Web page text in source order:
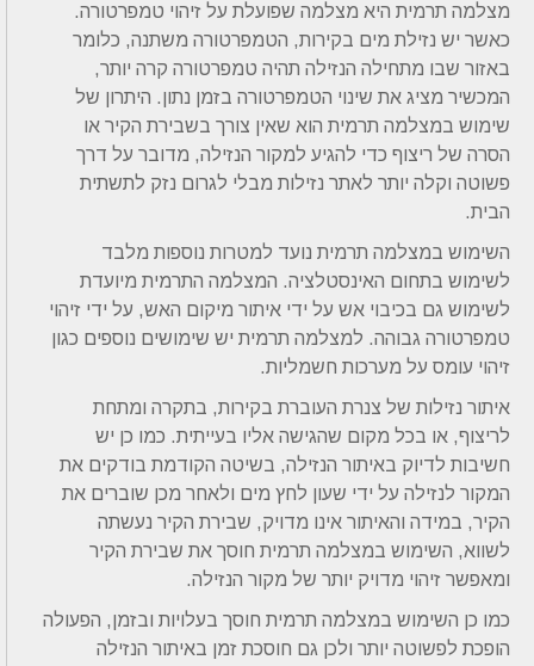
מצלמה תרמית היא מצלמה שפועלת על זיהוי טמפרטורה.
כאשר יש נזילת מים בקירות, הטמפרטורה משתנה, כלומר
באזור שבו מתחילה הנזילה תהיה טמפרטורה קרה יותר,
המכשיר מציג את שינוי הטמפרטורה בזמן נתון. היתרון של
שימוש במצלמה תרמית הוא שאין צורך בשבירת הקיר או
הסרה של ריצוף כדי להגיע למקור הנזילה, מדובר על דרך
פשוטה וקלה יותר לאתר נזילות מבלי לגרום נזק לתשתית
הבית.
השימוש במצלמה תרמית נועד למטרות נוספות מלבד
לשימוש בתחום האינסטלציה. המצלמה התרמית מיועדת
לשימוש גם בכיבוי אש על ידי איתור מיקום האש, על ידי זיהוי
טמפרטורה גבוהה. למצלמה תרמית יש שימושים נוספים כגון
זיהוי עומס על מערכות חשמליות.
איתור נזילות של צנרת העוברת בקירות, בתקרה ומתחת
לריצוף, או בכל מקום שהגישה אליו בעייתית. כמו כן יש
חשיבות לדיוק באיתור הנזילה, בשיטה הקודמת בודקים את
המקור לנזילה על ידי שעון לחץ מים ולאחר מכן שוברים את
הקיר, במידה והאיתור אינו מדויק, שבירת הקיר נעשתה
לשווא, השימוש במצלמה תרמית חוסך את שבירת הקיר
ומאפשר זיהוי מדויק יותר של מקור הנזילה.
כמו כן השימוש במצלמה תרמית חוסך בעלויות ובזמן, הפעולה
הופכת לפשוטה יותר ולכן גם חוסכת זמן באיתור הנזילה